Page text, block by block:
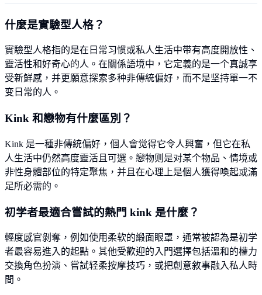
什麼是實驗型人格？
實驗型人格指的是在日常习惯或私人生活中带有高度開放性、
靈活性和好奇心的人。在關係語境中，它定義的是一个真誠享
受新鮮感，并更願意探索多种非傳統偏好，而不是坚持單一不
变日常的人。
Kink 和戀物有什麼區別？
Kink 是一種非傳統偏好，個人會觉得它令人興奮，但它在私
人生活中仍然高度靈活且可選。戀物则是对某个物品、情境或
非性身體部位的特定聚焦，并且在心理上是個人獲得喚起或滿
足所必需的。
初学者最適合嘗試的熱門 kink 是什麼？
輕度感官剝奪，例如使用柔软的緞面眼罩，通常被認為是初学
者最容易進入的起點。其他受歡迎的入門選擇包括溫和的權力
交換角色扮演、嘗試轻柔按摩技巧，或把創意敘事融入私人時
間。